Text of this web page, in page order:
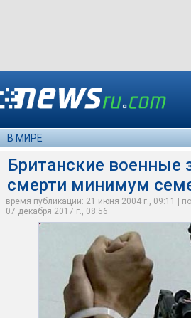
В МИРЕ
Британские военные
смерти минимум
время публикации: 21 июня 2004 г., 09:11 |
07 декабря 2017 г., 08:56